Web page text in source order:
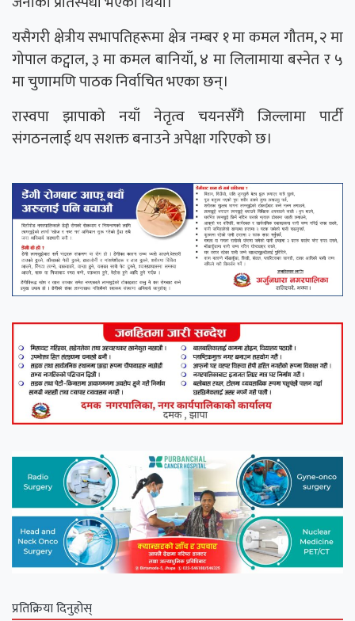
यसैगरी क्षेत्रीय सभापतिहरूमा क्षेत्र नम्बर १ मा कमल गौतम, २ मा
गोपाल कट्वाल, ३ मा कमल बानियाँ, ४ मा लिलामाया बस्नेत र ५
मा चुणामणि पाठक निर्वाचित भएका छन्।
रास्वपा झापाको नयाँ नेतृत्व चयनसँगै जिल्लामा पार्टी
संगठनलाई थप सशक्त बनाउने अपेक्षा गरिएको छ।
प्रतिक्रिया दिनुहोस्